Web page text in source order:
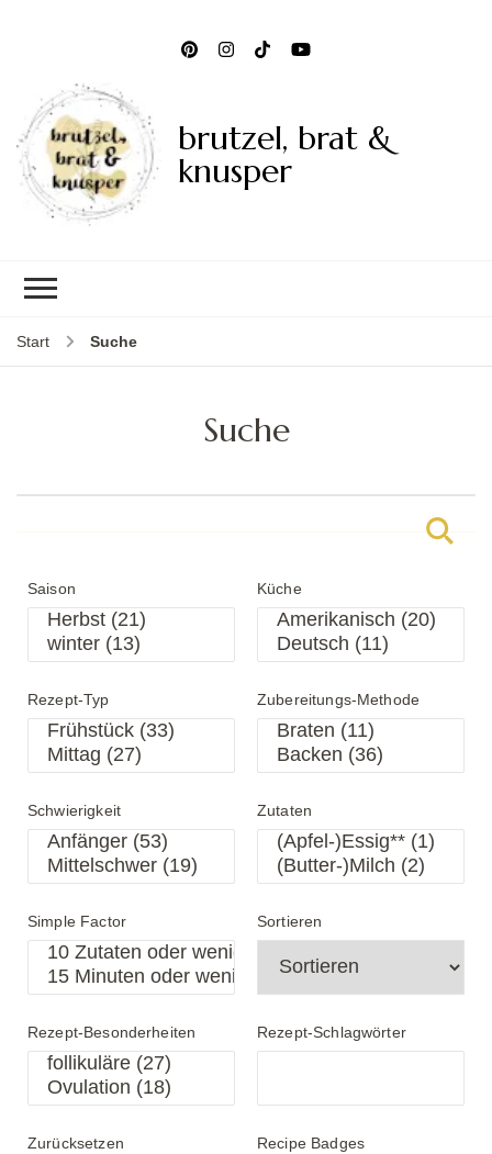
brutzel, brat &
knusper
Start Suche
Suche
Saison Küche
Rezept-Typ Zubereitungs-Methode
Schwierigkeit Zutaten
Simple Factor Sortieren
Rezept-Besonderheiten Rezept-Schlagwörter
Zurücksetzen Recipe Badges